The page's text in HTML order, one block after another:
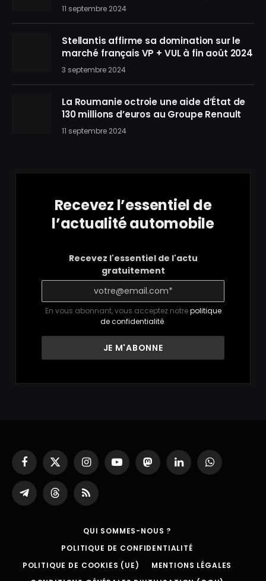
11 septembre 2024
Stellantis affirme sa domination sur le
marché français VP + VUL à fin août 2024
3 septembre 2024
La Roumanie octroie une aide d’État de
130 millions d’euros au Groupe Renault
11 septembre 2024
Recevez l’essentiel de
l’actualité automobile
Recevez l'essentiel de l'actu
gratuitement
En vous abonnant, vous acceptez notrepolitique
de confidentialité.
Facebook
X
(Twitter)
InstagramYouTubeMastodonLinkedInWhatsApp
Partager
sur
ThreadsRSS
QUI SOMMES-NOUS ?
POLITIQUE DE CONFIDENTIALITÉ
POLITIQUE DE COOKIES (UE)
MENTIONS LÉGALES